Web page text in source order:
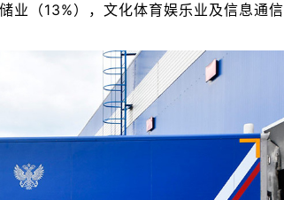
业（13%），文化体育娱乐业及信息通